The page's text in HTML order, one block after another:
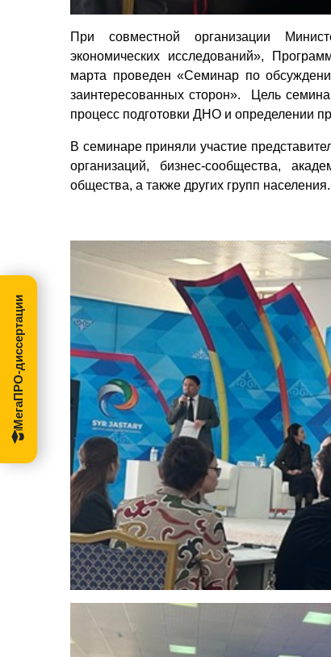
При совместной организации
экономических исследований»,
марта проведен «Семинар по
заинтересованных сторон». Цель
процесс подготовки ДНО и определении
В семинаре приняли участие
организаций, бизнес-сообщества,
общества, а также других групп населения.
МегаПРО-диссертации